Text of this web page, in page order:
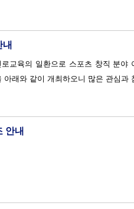
교육의 일환으로 스포츠 창직 분
래와 같이 개최하오니 많은 관심과
안내